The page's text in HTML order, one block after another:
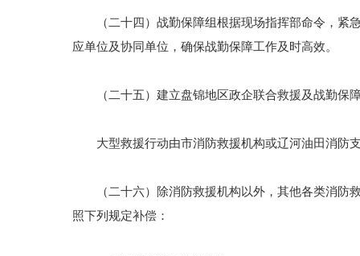
（二十四）战勤保障组根据现场指挥部命令，紧急
应单位及协同单位，确保战勤保障工作及时高效。
（二十五）建立盘锦地区政企联合救援及战勤保
大型救援行动由市消防救援机构或辽河油田消防
（二十六）除消防救援机构以外，其他各类消防救
照下列规定补偿：